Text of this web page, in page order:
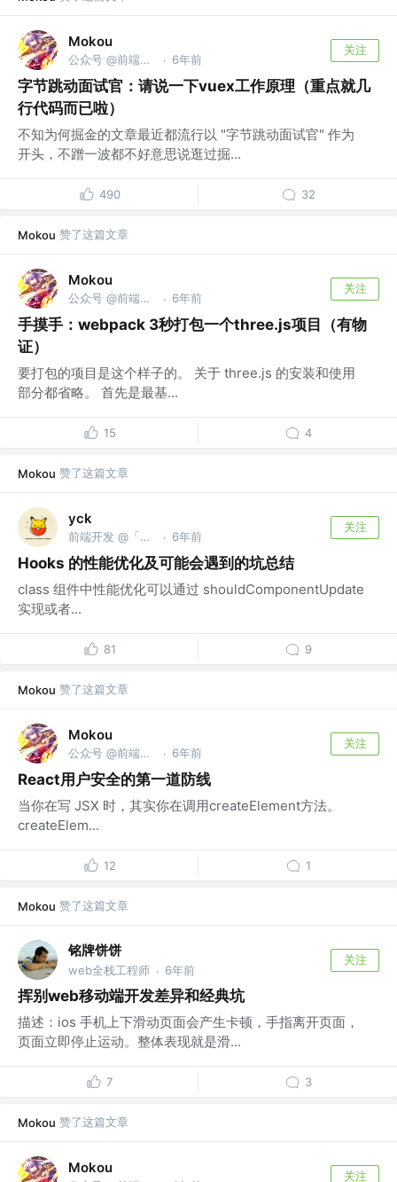
Mokou
公众号 @前端进阶课 · 6年前
关注
字节跳动面试官：请说一下vuex工作原理（重点就几
行代码而已啦）
不知为何掘金的文章最近都流行以 "字节跳动面试官" 作为
开头，不蹭一波都不好意思说逛过掘...
490 32
Mokou 赞了这篇文章
Mokou
公众号 @前端进阶课 · 6年前
关注
手摸手：webpack 3秒打包一个three.js项目（有物
证）
要打包的项目是这个样子的。 关于 three.js 的安装和使用
部分都省略。 首先是最基...
15 4
Mokou 赞了这篇文章
yck
前端开发 @「前端真好玩」公众号作者 · 6年前
关注
Hooks 的性能优化及可能会遇到的坑总结
class 组件中性能优化可以通过 shouldComponentUpdate
实现或者...
81 9
Mokou 赞了这篇文章
Mokou
公众号 @前端进阶课 · 6年前
关注
React用户安全的第一道防线
当你在写 JSX 时，其实你在调用createElement方法。
createElem...
12 1
Mokou 赞了这篇文章
铭牌饼饼
web全栈工程师 · 6年前
关注
挥别web移动端开发差异和经典坑
描述：ios 手机上下滑动页面会产生卡顿，手指离开页面，
页面立即停止运动。整体表现就是滑...
7 3
Mokou 赞了这篇文章
Mokou
关注